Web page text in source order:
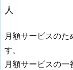
人
月額サービスのた
す。
月額サービスの一